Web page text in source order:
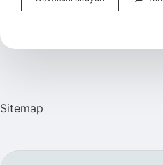
Şekeri
Anlaşılır
Sitemap